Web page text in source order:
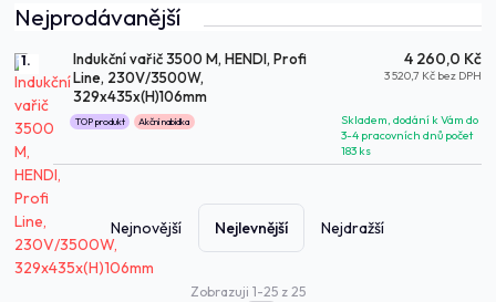
Nejprodávanější
1.
Indukční vařič 3500 M, HENDI, Profi
Line, 230V/3500W,
329x435x(H)106mm
Skladem, dodání k Vám do
3-4 pracovních dnů počet
183 ks
TOP produkt Akční nabídka
4 260,0 Kč
3 520,7 Kč bez DPH
Nejnovější Nejlevnější Nejdražší
Zobrazuji 1-25 z 25